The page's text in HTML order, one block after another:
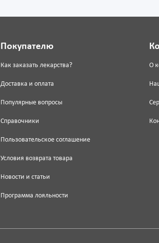
Покупателю
Как заказать лекарства?
Доставка и оплата
Популярные вопросы
Справочники
Пользовательское соглашение
Условия возврата товара
Новости и статьи
Программа лояльности
О